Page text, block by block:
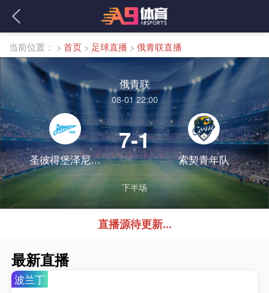
当前位置： > 首页 > 足球直播 > 俄青联直播
俄青联
08-01 22:00
圣彼得堡泽尼特青年队
7-1
索契青年队
下半场
直播源待更新...
最新直播
波兰丁